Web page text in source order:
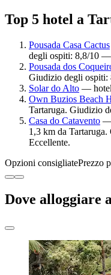
Top 5 hotel a
Pousada Casa Cactus
degli ospiti: 8,8/10 —
Pousada dos
Giudizio degli
Solar do Alto — hotel
Own Buzios Beach
Tartaruga. Giudizio
Casa do Catavento —
1,3 km da
Eccellente.
Opzioni consigliatePrezzo
Dove alloggiare